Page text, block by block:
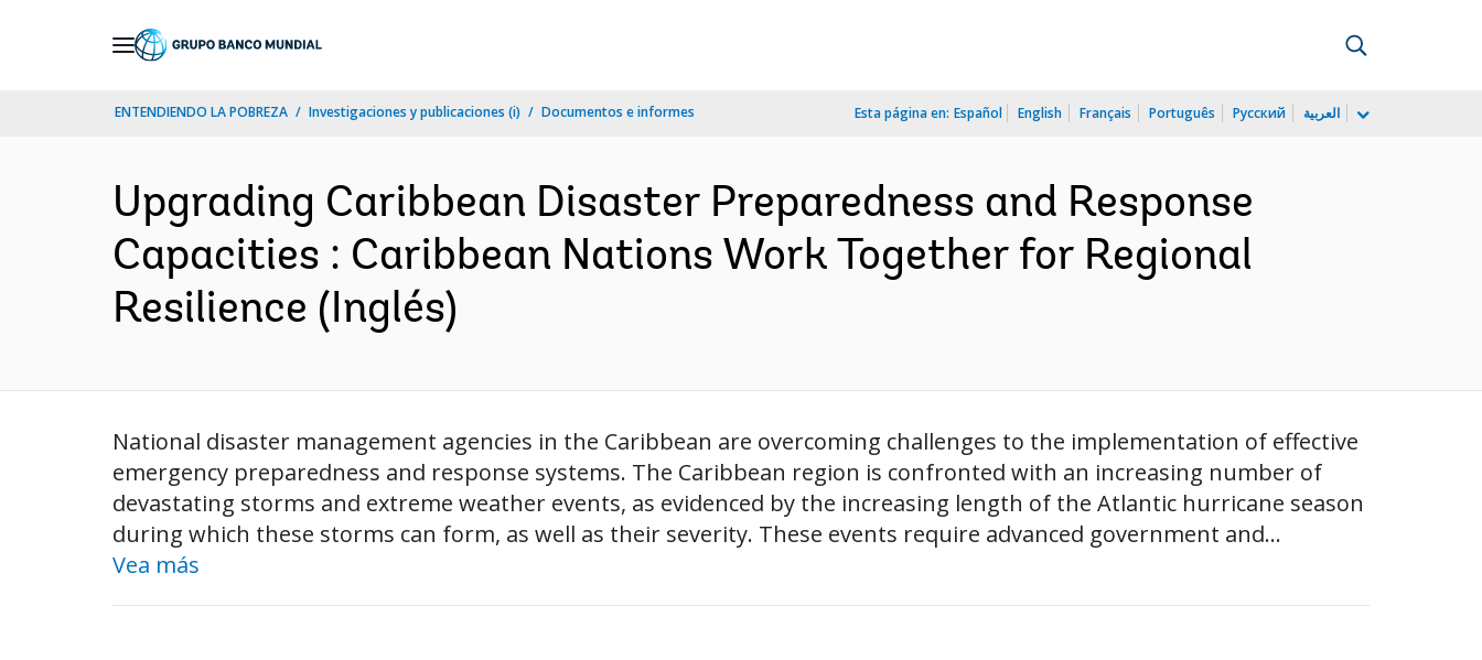
ENTENDIENDO LA POBREZA Investigaciones y publicaciones (i) Documentos e informes Esta página en: Español English Français Português Русский العربية
Upgrading Caribbean Disaster Preparedness and Response
Capacities : Caribbean Nations Work Together for Regional
Resilience (Inglés)
National disaster management agencies in the Caribbean are overcoming challenges to the implementation of effective
emergency preparedness and response systems. The Caribbean region is confronted with an increasing number of
devastating storms and extreme weather events, as evidenced by the increasing length of the Atlantic hurricane season
during which these storms can form, as well as their severity. These events require advanced government and...
Vea más